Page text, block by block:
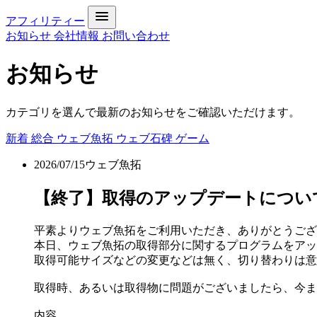
アフィリティー
お知らせ 会社情報 お問い合わせ
お知らせ
カテゴリを選んで最新のお知らせをご確認いただけます。
新着 総合 ウェブ魚拓 ウェブ石碑 ゲーム
2026/07/15ウェブ魚拓
【終了】取得のアップデートにつ
平素よりウェブ魚拓をご利用いただき、ありがとうご
本日、ウェブ魚拓の取得部分に関するプログラムをア
取得可能サイズなどの変更などは無く、切り替わりは
取得時、あるいは取得物に問題がございましたら、今